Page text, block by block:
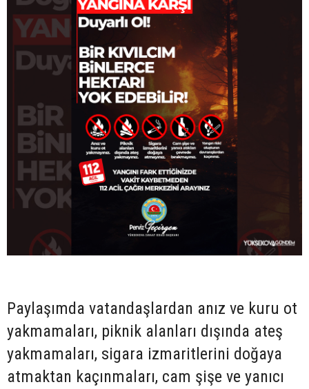
Paylaşımda vatandaşlardan anız ve kuru ot
yakmamaları, piknik alanları dışında ateş
yakmamaları, sigara izmaritlerini doğaya
atmaktan kaçınmaları, cam şişe ve yanıcı